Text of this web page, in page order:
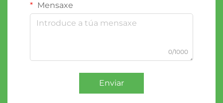
Mensaxe
0/1000
Enviar